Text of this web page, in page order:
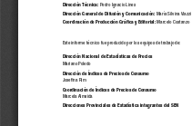
Dirección Técnica: Pedro Ignacio Lines
Dirección General de Difusión y Comunicación: María Silvina Viazzi
Coordinación de Producción Gráfica y Editorial: Marcelo Costanzo
Este informe técnico fue producido por los equipos de trabajo de:
Dirección Nacional de Estadísticas de Precios
Mariano Poledo
Dirección de Índices de Precios de Consumo
Josefina Rim
Coordinación de Índices de Precios de Consumo
Marcela Almeida
Direcciones Provinciales de Estadística integrantes del SEN